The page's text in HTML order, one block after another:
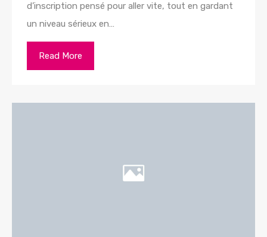
d’inscription pensé pour aller vite, tout en gardant
un niveau sérieux en…
Read More